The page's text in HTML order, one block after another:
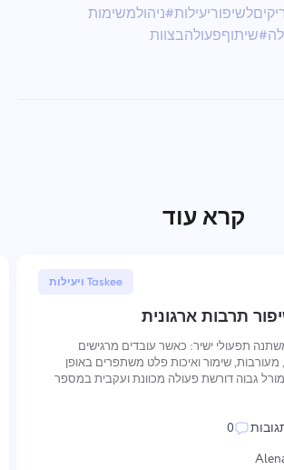
#ניהולמשימות
#שיתוףפעולהבצוות
קרא עוד
Taskee ויעילות
30 ינואר, 2026
תפעולי ישיר: כאשר עובדים מרגישים
מעורבות, שימור ואיכות פלט משתפרים באופן
גבוה דורשת פעולה מכוונת ועקבית במספר
מהממדים
0